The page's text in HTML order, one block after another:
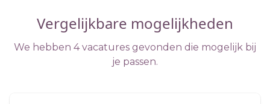
Vergelijkbare mogelijkheden
We hebben 4 vacatures gevonden die mogelijk bij
je passen.